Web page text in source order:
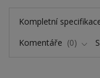
Kompletní
Komentáře
0